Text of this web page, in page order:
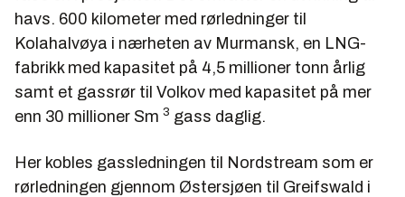
havs. 600 kilometer med rørledninger til
Kolahalvøya i nærheten av Murmansk, en LNG-
fabrikk med kapasitet på 4,5 millioner tonn årlig
samt et gassrør til Volkov med kapasitet på mer
enn 30 millioner Sm 3 gass daglig.
Her kobles gassledningen til Nordstream som er
rørledningen gjennom Østersjøen til Greifswald i